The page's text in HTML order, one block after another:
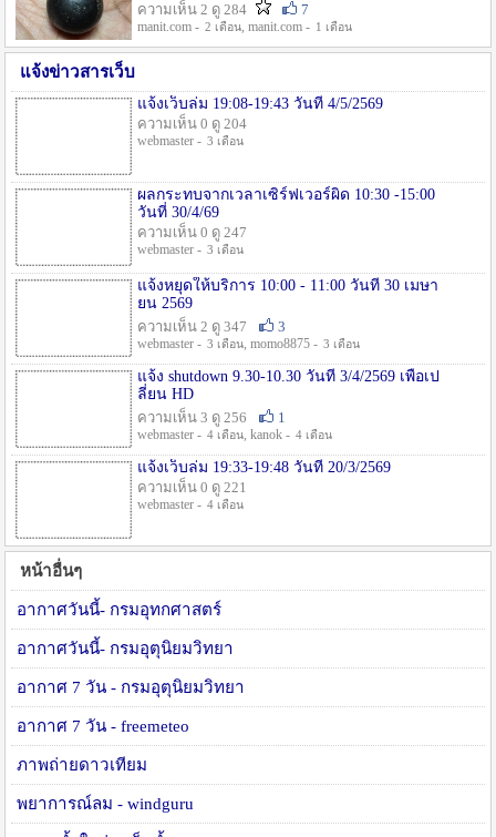
ความเห็น 2 ดู 284
7
manit.com - 2 เดือน, manit.com - 1 เดือน
แจ้งข่าวสารเว็บ
แจ้งเว็บล่ม 19:08-19:43 วันที่ 4/5/2569
ความเห็น 0 ดู 204
webmaster - 3 เดือน
ผลกระทบจากเวลาเซิร์ฟเวอร์ผิด 10:30 -15:00
วันที่ 30/4/69
ความเห็น 0 ดู 247
webmaster - 3 เดือน
แจ้งหยุดให้บริการ 10:00 - 11:00 วันที่ 30 เมษา
ยน 2569
ความเห็น 2 ดู 347
3
webmaster - 3 เดือน, momo8875 - 3 เดือน
แจ้ง shutdown 9.30-10.30 วันที่ 3/4/2569 เพื่อเป
ลี่ยน HD
ความเห็น 3 ดู 256
1
webmaster - 4 เดือน, kanok - 4 เดือน
แจ้งเว็บล่ม 19:33-19:48 วันที่ 20/3/2569
ความเห็น 0 ดู 221
webmaster - 4 เดือน
หน้าอื่นๆ
อากาศวันนี้- กรมอุทกศาสตร์
อากาศวันนี้- กรมอุตุนิยมวิทยา
อากาศ 7 วัน - กรมอุตุนิยมวิทยา
อากาศ 7 วัน - freemeteo
ภาพถ่ายดาวเทียม
พยาการณ์ลม - windguru